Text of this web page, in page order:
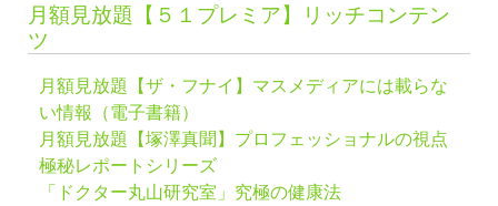
月額見放題【５１プレミア】リッチコンテン
ツ
月額見放題【ザ・フナイ】マスメディアには載らな
い情報（電子書籍）
月額見放題【塚澤真聞】プロフェッショナルの視点
極秘レポートシリーズ
「ドクター丸山研究室」究極の健康法